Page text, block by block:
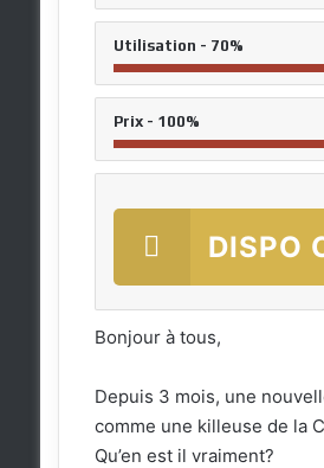
Utilisation - 70%
Prix - 100%
DISPO
Bonjour à tous,
Depuis 3 mois, une
comme une killeuse de la
Qu’en est il vraiment?